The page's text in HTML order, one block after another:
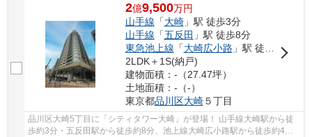
2億9,500万円
山手線 「大崎」駅 徒歩3分
山手線 「五反田 」駅 徒歩8分
東急池上線 「大崎広小路 」駅 徒歩4分
2LDK＋1S(納戸)
建物面積：-（27.47坪）
土地面積：-（-）
東京都品川区大崎５丁目
品川区大崎5丁目に「シティタワー大崎」が登場！ 山手線大崎駅から徒
歩約3分・五反田駅から徒歩約8分、池上線大崎広小路駅から徒歩約4